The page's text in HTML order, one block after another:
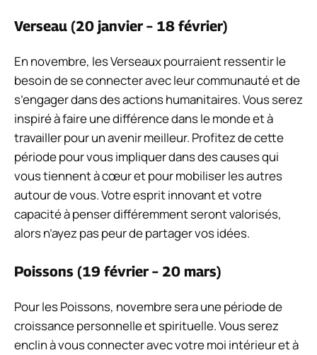
Verseau (20 janvier – 18 février)
En novembre, les Verseaux pourraient ressentir le
besoin de se connecter avec leur communauté et de
s’engager dans des actions humanitaires. Vous serez
inspiré à faire une différence dans le monde et à
travailler pour un avenir meilleur. Profitez de cette
période pour vous impliquer dans des causes qui
vous tiennent à cœur et pour mobiliser les autres
autour de vous. Votre esprit innovant et votre
capacité à penser différemment seront valorisés,
alors n’ayez pas peur de partager vos idées.
Poissons (19 février – 20 mars)
Pour les Poissons, novembre sera une période de
croissance personnelle et spirituelle. Vous serez
enclin à vous connecter avec votre moi intérieur et à